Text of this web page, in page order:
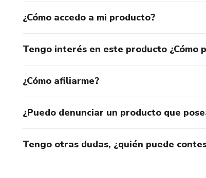
¿Cómo accedo a mi producto?
Tengo interés en este producto ¿Cómo
¿Cómo afiliarme?
¿Puedo denunciar un producto que
Tengo otras dudas, ¿quién puede